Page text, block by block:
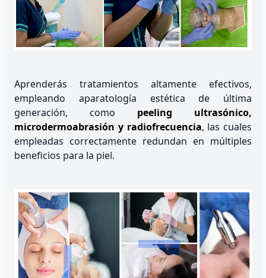
Aprenderás tratamientos altamente efectivos,
empleando aparatología estética de última
generación, como peeling ultrasónico,
microdermoabrasión y radiofrecuencia, las cuales
empleadas correctamente redundan en múltiples
beneficios para la piel.